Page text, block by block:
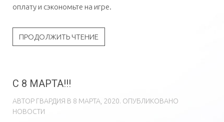
оплату и сэкономьте на игре.
ПРОДОЛЖИТЬ ЧТЕНИЕ
С 8 МАРТА!!!
АВТОР ГВAРДИЯ В 8 МАРТА, 2020. ОПУБЛИКОВАНО
НОВОСТИ